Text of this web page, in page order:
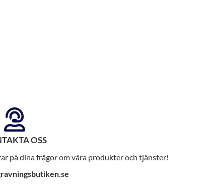
OSS
på dina frågor om våra produkter och tjänster!